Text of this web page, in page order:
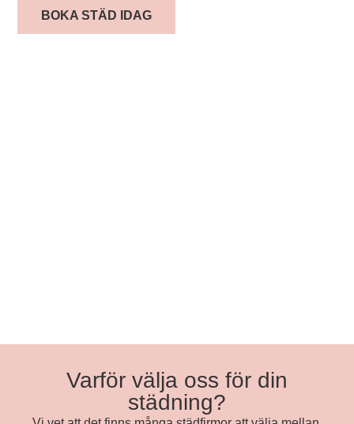
BOKA STÄD IDAG
Varför välja oss för din
städning?